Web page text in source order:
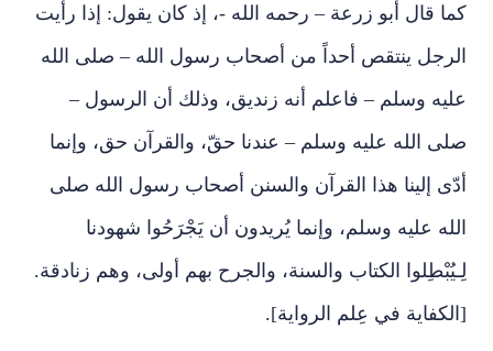
كما قال أبو زرعة – رحمه الله -، إذ كان يقول: إذا رأيت
الرجل ينتقص أحداً من أصحاب رسول الله – صلى الله
عليه وسلم – فاعلم أنه زنديق، وذلك أن الرسول –
صلى الله عليه وسلم – عندنا حقّ، والقرآن حق، وإنما
أدّى إلينا هذا القرآن والسنن أصحاب رسول الله صلى
الله عليه وسلم، وإنما يُريدون أن يَجْرَحُوا شهودنا
لِـيُبْطِلوا الكتاب والسنة، والجرح بهم أولى، وهم زنادقة.
[الكفاية في عِلم الرواية].